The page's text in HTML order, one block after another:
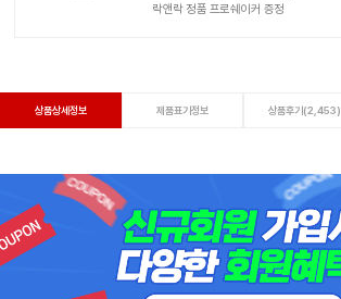
락앤락 정품 프로쉐이커 증정
상품상세정보 제품표기정보 상품후기(2,453)